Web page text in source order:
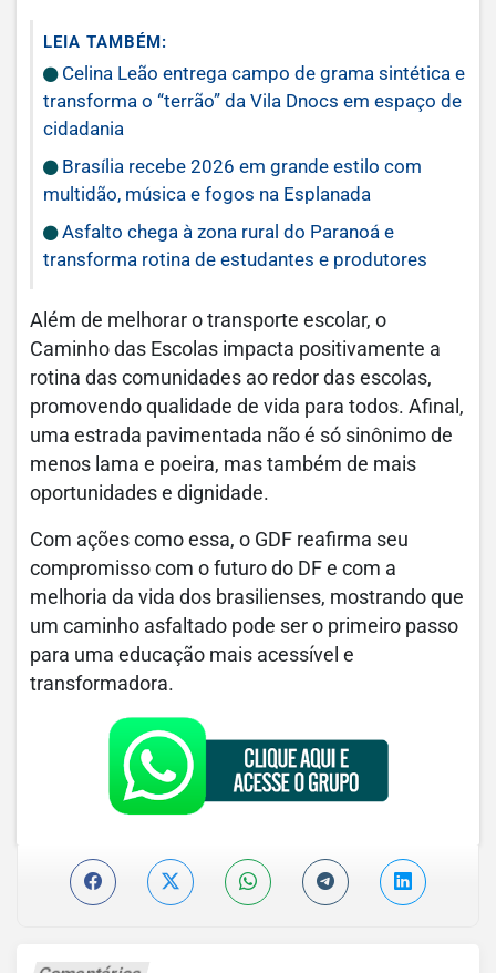
LEIA TAMBÉM:
Celina Leão entrega campo de grama sintética e
transforma o “terrão” da Vila Dnocs em espaço de
cidadania
Brasília recebe 2026 em grande estilo com
multidão, música e fogos na Esplanada
Asfalto chega à zona rural do Paranoá e
transforma rotina de estudantes e produtores
Além de melhorar o transporte escolar, o
Caminho das Escolas impacta positivamente a
rotina das comunidades ao redor das escolas,
promovendo qualidade de vida para todos. Afinal,
uma estrada pavimentada não é só sinônimo de
menos lama e poeira, mas também de mais
oportunidades e dignidade.
Com ações como essa, o GDF reafirma seu
compromisso com o futuro do DF e com a
melhoria da vida dos brasilienses, mostrando que
um caminho asfaltado pode ser o primeiro passo
para uma educação mais acessível e
transformadora.